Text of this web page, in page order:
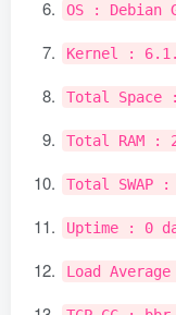
OS : Debian
Kernel : 6.1.
Total Space :
Total RAM :
Total SWAP :
Uptime : 0
Load Average